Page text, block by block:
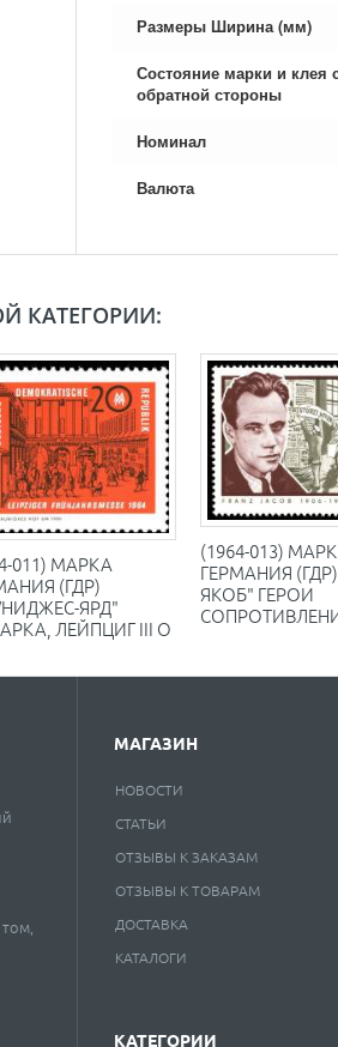
Размеры Ширина (мм)
Состояние марки и клея
обратной стороны
Номинал
Валюта
КАТЕГОРИИ:
011) МАРКА
(ГДР)
ЯРД"
ЛЕЙПЦИГ III O
(1964-013)
ГЕРМАНИЯ
ЯКОБ" ГЕРОИ
МАГАЗИН
НОВОСТИ
СТАТЬИ
ОТЗЫВЫ К ЗАКАЗАМ
ОТЗЫВЫ К ТОВАРАМ
ДОСТАВКА
КАТАЛОГИ
КАТЕГОРИИ